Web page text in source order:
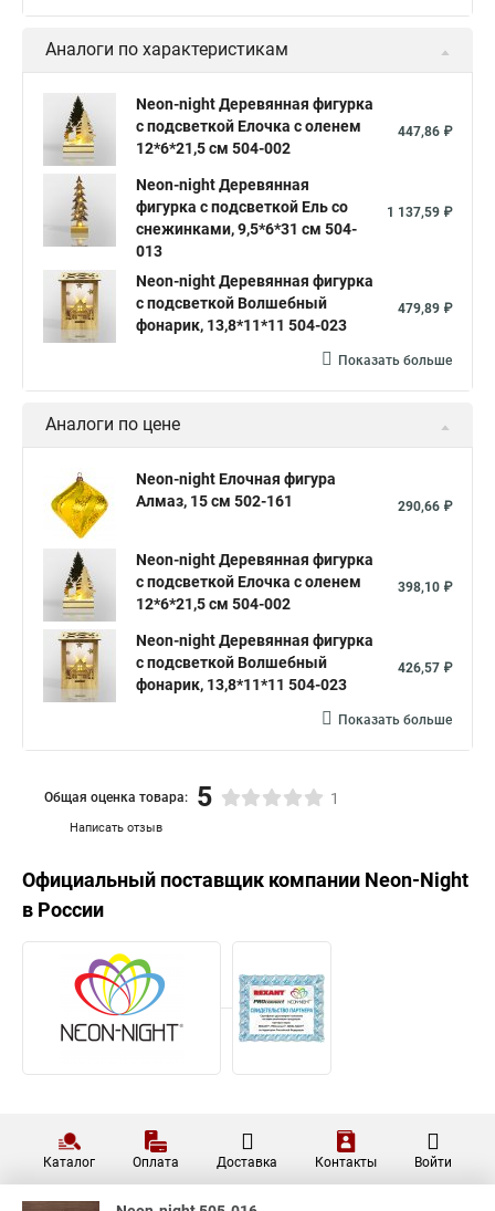
Аналоги по характеристикам
Neon-night Деревянная фигурка
с подсветкой Елочка с оленем
12*6*21,5 см 504-002
447,86 ₽
Neon-night Деревянная
фигурка с подсветкой Ель со
снежинками, 9,5*6*31 см 504-
013
1 137,59 ₽
Neon-night Деревянная фигурка
с подсветкой Волшебный
фонарик, 13,8*11*11 504-023
479,89 ₽
Показать больше
Аналоги по цене
Neon-night Елочная фигура
Алмаз, 15 см 502-161
290,66 ₽
Neon-night Деревянная фигурка
с подсветкой Елочка с оленем
12*6*21,5 см 504-002
398,10 ₽
Neon-night Деревянная фигурка
с подсветкой Волшебный
фонарик, 13,8*11*11 504-023
426,57 ₽
Показать больше
Написать отзыв
Общая оценка товара: 5 1
Официальный поставщик компании Neon-Night
в России
Каталог Оплата Доставка Контакты Войти